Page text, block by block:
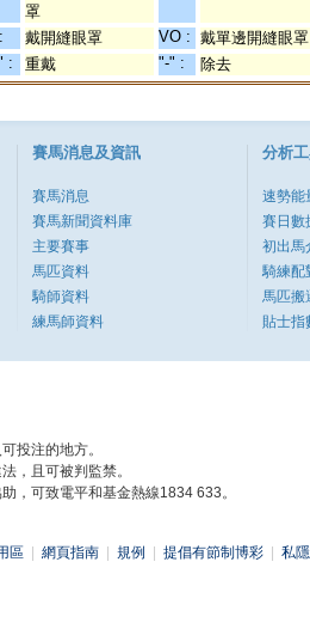
罩
戴開縫眼罩 VO : 戴單邊開縫眼罩
: 重戴 "-" : 除去
賽馬消息及資訊
賽馬消息
賽馬新聞資料庫
主要賽事
馬匹資料
騎師資料
練馬師資料
分析
速勢能
賽日數
初出馬
騎練配
馬匹搬
貼士指
投注的地方。
，且可被判監禁。
，可致電平和基金熱線1834 633。
區 網頁指南 規例 提倡有節制博彩 私